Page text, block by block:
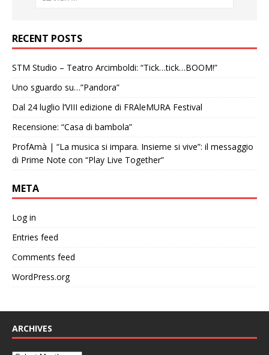
RECENT POSTS
STM Studio – Teatro Arcimboldi: “Tick…tick…BOOM!”
Uno sguardo su…”Pandora”
Dal 24 luglio l’VIII edizione di FRAleMURA Festival
Recensione: “Casa di bambola”
ProfAmà | “La musica si impara. Insieme si vive”: il messaggio
di Prime Note con “Play Live Together”
META
Log in
Entries feed
Comments feed
WordPress.org
ARCHIVES